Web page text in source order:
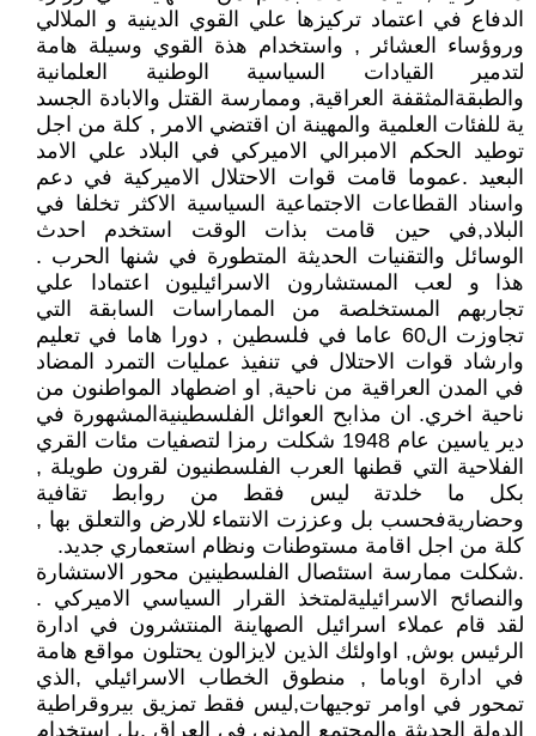
الدفاع في اعتماد تركيزها علي القوي الدينية و الملالي
وروؤساء العشائر , واستخدام هذة القوي وسيلة هامة
لتدمير القيادات السياسية الوطنية العلمانية
والطبقةالمثقفة العراقية, وممارسة القتل والابادة الجسد
ية للفئات العلمية والمهينة ان اقتضي الامر , كلة من اجل
توطيد الحكم الامبرالي الاميركي في البلاد علي الامد
البعيد .عموما قامت قوات الاحتلال الاميركية في دعم
واسناد القطاعات الاجتماعية السياسية الاكثر تخلفا في
البلاد,في حين قامت بذات الوقت استخدم احدث
الوسائل والتقنيات الحديثة المتطورة في شنها الحرب .
هذا و لعب المستشارون الاسرائيليون اعتمادا علي
تجاربهم المستخلصة من المماراسات السابقة التي
تجاوزت ال60 عاما في فلسطين , دورا هاما في تعليم
وارشاد قوات الاحتلال في تنفيذ عمليات التمرد المضاد
في المدن العراقية من ناحية, او اضطهاد المواطنون من
ناحية اخري. ان مذابح العوائل الفلسطينيةالمشهورة في
دير ياسين عام 1948 شكلت رمزا لتصفيات مئات القري
الفلاحية التي قطنها العرب الفلسطنيون لقرون طويلة ,
بكل ما خلدتة ليس فقط من روابط تقافية
وحضاريةفحسب بل وعززت الانتماء للارض والتعلق بها ,
كلة من اجل اقامة مستوطنات ونظام استعماري جديد.
.شكلت ممارسة استئصال الفلسطينين محور الاستشارة
والنصائح الاسرائيليةلمتخذ القرار السياسي الاميركي .
لقد قام عملاء اسرائيل الصهاينة المنتشرون في ادارة
الرئيس بوش, اواولئك الذين لايزالون يحتلون مواقع هامة
في ادارة اوباما , منطوق الخطاب الاسرائيلي ,الذي
تمحور في اوامر توجيهات,ليس فقط تمزيق بيروقراطية
الدولة الحديثة والمجتمع المدني في العراق ,بل استخدام